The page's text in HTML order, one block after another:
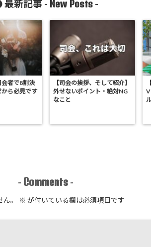
最新記事 - New Posts -
会者で8割決
から必見です
【司会の挨拶、そして紹介】
外せないポイント・絶対NG
なこと
- Comments -
。 ※ が付いている欄は必須項目です